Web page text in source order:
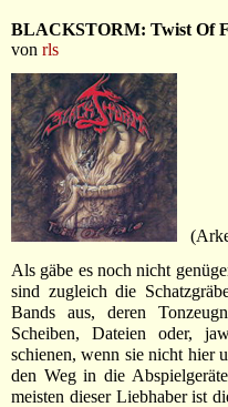
BLACKSTORM: Twist Of
von rls
Als gäbe es noch nicht
sind zugleich die
Bands aus, deren
Scheiben, Dateien oder,
schienen, wenn sie nicht hier
den Weg in die
meisten dieser Liebhaber ist